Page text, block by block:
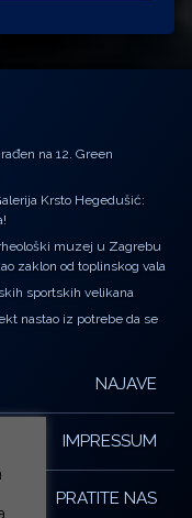
na 12. Green
Krsto Hegedušić:
muzej u Zagrebu
zaklon od toplinskog vala
sportskih velikana
nastao iz potrebe da se
NAJAVE
IMPRESSUM
PRATITE NAS